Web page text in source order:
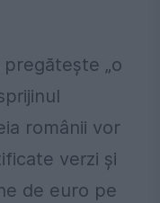
„o
românii vor
verzi şi
de euro pe